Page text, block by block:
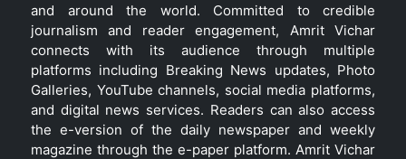
and around the world. Committed to credible
journalism and reader engagement, Amrit Vichar
connects with its audience through multiple
platforms including Breaking News updates, Photo
Galleries, YouTube channels, social media platforms,
and digital news services. Readers can also access
the e-version of the daily newspaper and weekly
magazine through the e-paper platform. Amrit Vichar